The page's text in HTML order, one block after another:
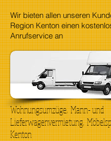
Wir bieten allen unseren
Region Kenton einen
Anrufservice an
Wohnungsumzüge, Mann- und
Lieferwagenvermietung,
Kenton